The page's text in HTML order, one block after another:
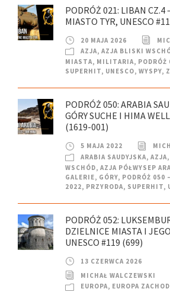
PODRÓŻ 021: LIBAN CZ.4
MIASTO TYR, UNESCO
20 MAJA 2026
AZJA, AZJA BLISKI
MIASTA, MILITARIA, PODRÓŻ
SUPERHIT, UNESCO, WYSPY,
PODRÓŻ 050: ARABIA
GÓRY SUCHE I HIMA
(1619-001)
5 MAJA 2022
ARABIA SAUDYJSKA, AZJA,
WSCHÓD, AZJA PÓŁWYSEP
GALERIE, GÓRY, PODRÓŻ 050
2022, PRZYRODA, SUPERHIT,
PODRÓŻ 052:
DZIELNICE MIASTA I
UNESCO #119 (699)
13 CZERWCA 2026
MICHAŁ WALCZEWSKI
EUROPA, EUROPA